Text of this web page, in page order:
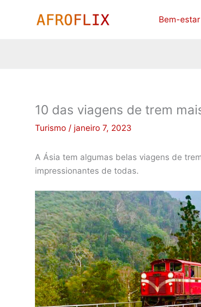
Bem-estar
10 das viagens de trem
Turismo / janeiro 7, 2023
A Ásia tem algumas belas viagens de
impressionantes de todas.